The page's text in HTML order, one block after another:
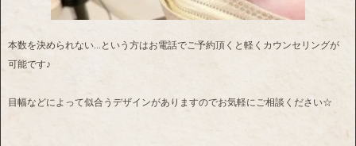
本数を決められない...という方はお電話でご予約頂くと軽くカウンセリングが
可能です♪
目幅などによって似合うデザインがありますのでお気軽にご相談ください☆